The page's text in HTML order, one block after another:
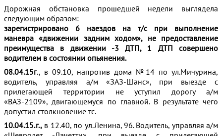
Дорожная обстановка прошедшей недели выглядела
следующим образом:
зарегистрировано 6 наездов на т/с при выполнение
маневра «движении задним ходом», не предоставление
преимущества в движении -3 ДТП, 1 ДТП совершено
водителем в состоянии опьянения.
08.04.15г., в 09.10, напротив дома №14 по ул.Мичурина,
водитель, управляя а/м «ЗАЗ-Шанс», при выезде с
прилегающей территории не уступил дорогу а/м
«ВАЗ-2109», двигающемуся по главной. В результате чего
допустил столкновение тс.
10.04.15.г., в 12.40, по ул.Ленина, 96. Водитель, управляя а/м